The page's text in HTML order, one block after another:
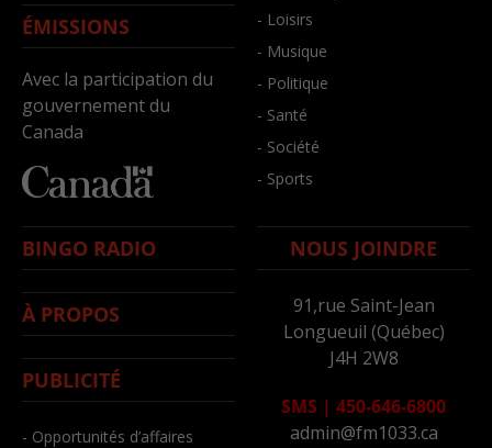
ÉMISSIONS
Avec la participation du
gouvernement du
Canada
- Loisirs
- Musique
- Politique
- Santé
- Société
- Sports
BINGO RADIO
À PROPOS
PUBLICITÉ
- Opportunités d’affaires
NOUS JOINDRE
91,rue Saint-Jean
Longueuil (Québec)
J4H 2W8
SMS | 450-646-6800
admin@fm1033.ca